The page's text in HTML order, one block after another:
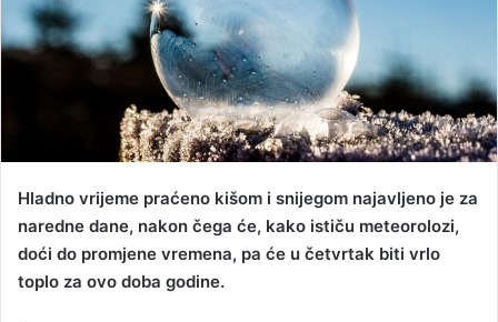
a
i
Hladno vrijeme praćeno kišom i snijegom najavljeno je za
naredne dane, nakon čega će, kako ističu meteorolozi,
doći do promjene vremena, pa će u četvrtak biti vrlo
toplo za ovo doba godine.